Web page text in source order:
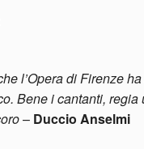
l’Opera di Firenze
Bene i cantanti, regia
– Duccio Anselmi